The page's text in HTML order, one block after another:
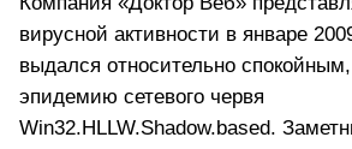
вирусной активности в январе
выдался относительно
эпидемию сетевого червя
Win32.HLLW.Shadow.based.